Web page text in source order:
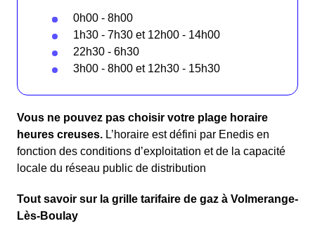
0h00 - 8h00
1h30 - 7h30 et 12h00 - 14h00
22h30 - 6h30
3h00 - 8h00 et 12h30 - 15h30
Vous ne pouvez pas choisir votre plage horaire
heures creuses. L’horaire est défini par Enedis en
fonction des conditions d’exploitation et de la capacité
locale du réseau public de distribution
Tout savoir sur la grille tarifaire de gaz à Volmerange-
Lès-Boulay